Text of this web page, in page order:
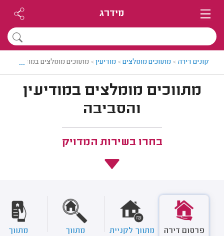
מידרג
קונים דירה > מתווכים מומלצים> מודיעין> מתווכים מומלצים במודיעין
...
מתווכים מומלצים במודיעין
והסביבה
בחרו בשירות המדויק
פרסום דירה
מתווך לקניית
מתווך
מתווך